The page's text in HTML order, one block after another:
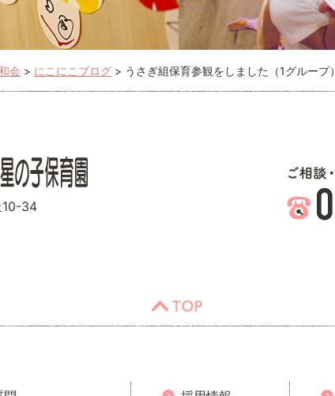
会 > にこにこブログ > うさぎ組保育参観をしました（1グループ）
10-34